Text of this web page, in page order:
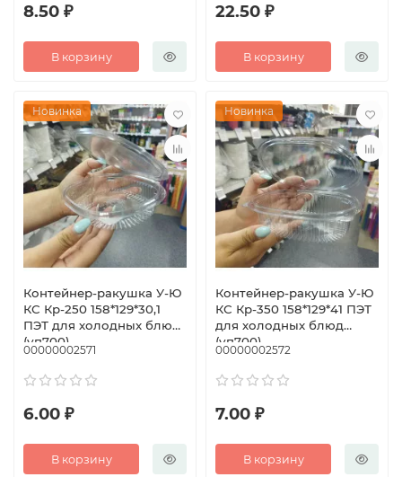
8.50 ₽
В корзину
22.50 ₽
В корзину
Новинка
Контейнер-ракушка У-Ю
КС Кр-250 158*129*30,1
ПЭТ для холодных блюд
(уп700)
00000002571
6.00 ₽
В корзину
Новинка
Контейнер-ракушка У-Ю
КС Кр-350 158*129*41 ПЭТ
для холодных блюд
(уп700)
00000002572
7.00 ₽
В корзину